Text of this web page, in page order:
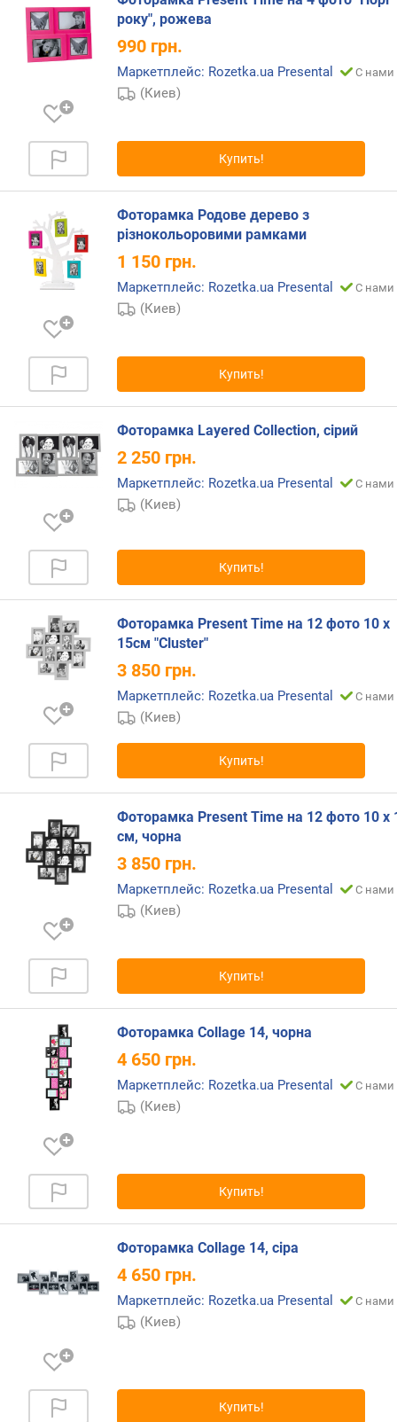
року", рожева
990 грн.
Маркетплейс: Rozetka.ua Presental С нами
(Киев)
Купить!
Фоторамка Родове дерево з
різнокольоровими рамками
1 150 грн.
Маркетплейс: Rozetka.ua Presental С нами
(Киев)
Купить!
Фоторамка Layered Collection, сірий
2 250 грн.
Маркетплейс: Rozetka.ua Presental С нами
(Киев)
Купить!
Фоторамка Present Time на 12 фото 10 х
15см "Cluster"
3 850 грн.
Маркетплейс: Rozetka.ua Presental С нами
(Киев)
Купить!
Фоторамка Present Time на 12 фото 10 х
см, чорна
3 850 грн.
Маркетплейс: Rozetka.ua Presental С нами
(Киев)
Купить!
Фоторамка Collage 14, чорна
4 650 грн.
Маркетплейс: Rozetka.ua Presental С нами
(Киев)
Купить!
Фоторамка Collage 14, сіра
4 650 грн.
Маркетплейс: Rozetka.ua Presental С нами
(Киев)
Купить!